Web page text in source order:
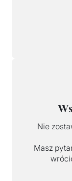
Nie
Masz